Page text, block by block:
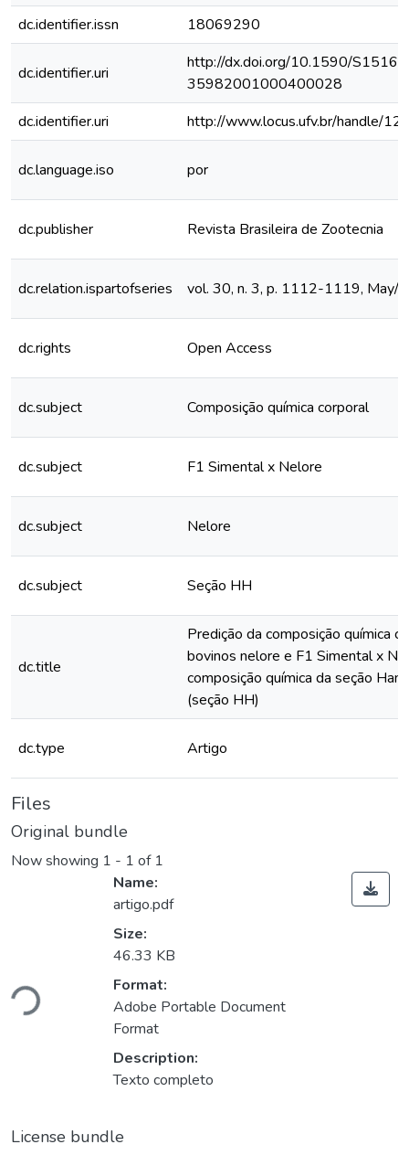
dc.identifier.issn 18069290
dc.identifier.uri
http://dx.doi.org/10.1590/S1516-
35982001000400028
dc.identifier.uri
http://www.locus.ufv.br/handle/
dc.language.iso por
dc.publisher Revista Brasileira de Zootecnia
dc.relation.ispartofseries vol. 30, n. 3, p. 1112-1119, May/
dc.rights Open Access
dc.subject Composição química corporal
dc.subject F1 Simental x Nelore
dc.subject Nelore
dc.subject Seção HH
dc.title
Predição da composição química
bovinos nelore e F1 Simental x
composição química da seção
(seção HH)
dc.type Artigo
Files
Original bundle
Now showing 1 - 1 of 1
Loading...
Name:
artigo.pdf
Size:
46.33 KB
Format:
Adobe Portable Document
Format
Description:
Texto completo
License bundle